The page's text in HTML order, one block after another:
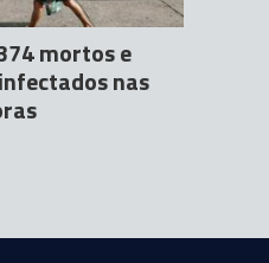
mortos e
nas